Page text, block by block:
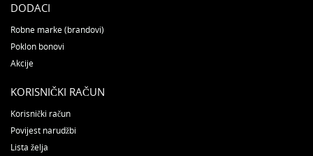
DODACI
Robne marke (brandovi)
Poklon bonovi
Akcije
KORISNIČKI RAČUN
Korisnički račun
Povijest narudžbi
Lista želja